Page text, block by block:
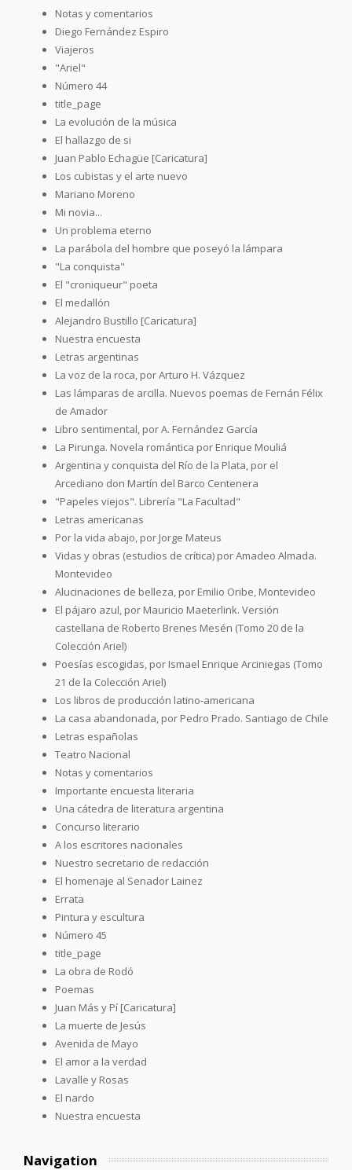
Notas y comentarios
Diego Fernández Espiro
Viajeros
"Ariel"
Número 44
title_page
La evolución de la música
El hallazgo de si
Juan Pablo Echagüe [Caricatura]
Los cubistas y el arte nuevo
Mariano Moreno
Mi novia...
Un problema eterno
La parábola del hombre que poseyó la lámpara
"La conquista"
El "croniqueur" poeta
El medallón
Alejandro Bustillo [Caricatura]
Nuestra encuesta
Letras argentinas
La voz de la roca, por Arturo H. Vázquez
Las lámparas de arcilla. Nuevos poemas de Fernán Félix
de Amador
Libro sentimental, por A. Fernández García
La Pirunga. Novela romántica por Enrique Mouliá
Argentina y conquista del Río de la Plata, por el
Arcediano don Martín del Barco Centenera
"Papeles viejos". Librería "La Facultad"
Letras americanas
Por la vida abajo, por Jorge Mateus
Vidas y obras (estudios de crítica) por Amadeo Almada.
Montevideo
Alucinaciones de belleza, por Emilio Oribe, Montevideo
El pájaro azul, por Mauricio Maeterlink. Versión
castellana de Roberto Brenes Mesén (Tomo 20 de la
Colección Ariel)
Poesías escogidas, por Ismael Enrique Arciniegas (Tomo
21 de la Colección Ariel)
Los libros de producción latino-americana
La casa abandonada, por Pedro Prado. Santiago de Chile
Letras españolas
Teatro Nacional
Notas y comentarios
Importante encuesta literaria
Una cátedra de literatura argentina
Concurso literario
A los escritores nacionales
Nuestro secretario de redacción
El homenaje al Senador Lainez
Errata
Pintura y escultura
Número 45
title_page
La obra de Rodó
Poemas
Juan Más y Pí [Caricatura]
La muerte de Jesús
Avenida de Mayo
El amor a la verdad
Lavalle y Rosas
El nardo
Nuestra encuesta
Navigation